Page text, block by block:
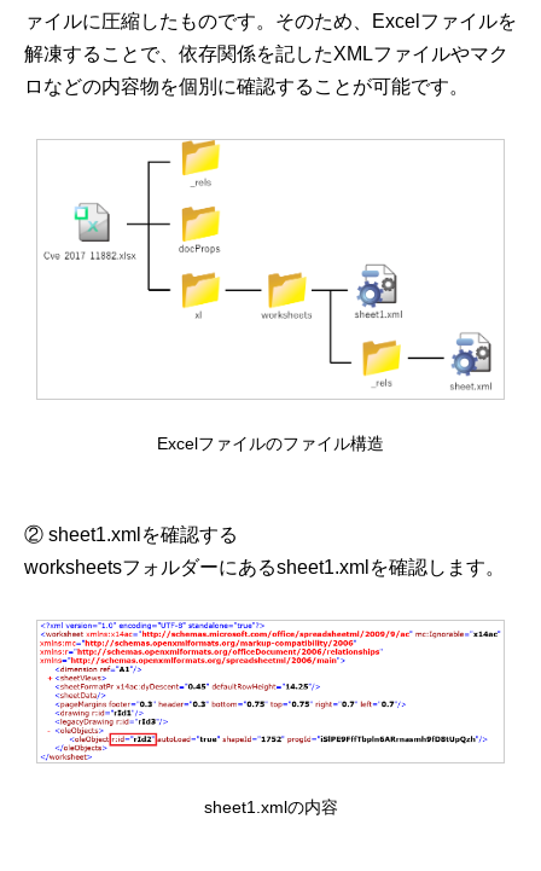
ァイルに圧縮したものです。そのため、Excelファイルを
解凍することで、依存関係を記したXMLファイルやマク
ロなどの内容物を個別に確認することが可能です。
Excelファイルのファイル構造
② sheet1.xmlを確認する
worksheetsフォルダーにあるsheet1.xmlを確認します。
sheet1.xmlの内容